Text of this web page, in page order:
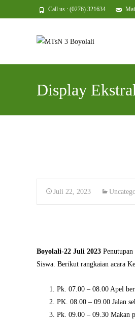
Call us : (0276) 321634
Display
Juli 22, 2023
Boyolali-22 Juli 2023
Siswa. Berikut rangkaian acara
Pk. 07.00 – 08.00 Apel
PK. 08.00 – 09.00 Jalan
Pk. 09.00 – 09.30 Makan